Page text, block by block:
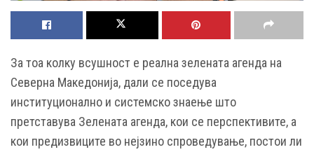
За тоа колку всушност е реална зелената агенда на
Северна Македонија, дали се поседува
институционално и системско знаење што
претставува Зелената агенда, кои се перспективите, а
кои предизвиците во нејзино спроведување, постои ли